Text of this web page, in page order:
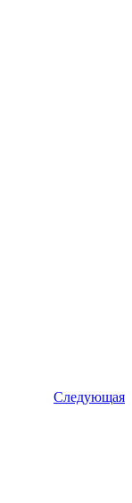
Следующая